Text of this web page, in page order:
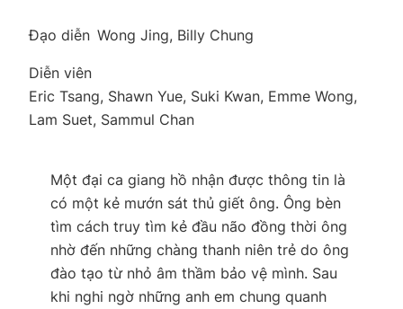
Đạo diễn Wong Jing, Billy Chung
Diễn viên
Eric Tsang, Shawn Yue, Suki Kwan, Emme Wong,
Lam Suet, Sammul Chan
Một đại ca giang hồ nhận được thông tin là
có một kẻ mướn sát thủ giết ông. Ông bèn
tìm cách truy tìm kẻ đầu não đồng thời ông
nhờ đến những chàng thanh niên trẻ do ông
đào tạo từ nhỏ âm thầm bảo vệ mình. Sau
khi nghi ngờ những anh em chung quanh